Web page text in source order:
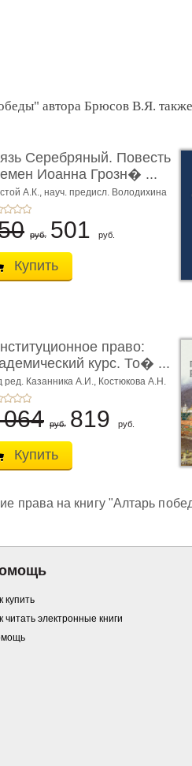
автора Брюсов В.Я.
Серебряный. Повесть
Иоанна Грозн� ...
А.К., науч. предисл. Володихина
руб. 501 руб.
Купить
право:
курс. То� ...
ред. Казанника А.И., Костюкова А.Н.
руб. 819 руб.
Купить
права на книгу "Алтарь
купить
читать электронные книги